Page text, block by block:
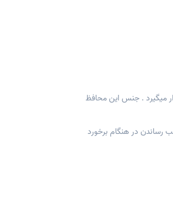
میگیرد . جنس این محافظ
در هنگام برخورد